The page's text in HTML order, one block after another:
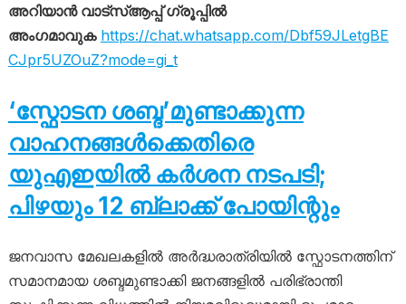
അറിയാൻ വാട്സ്ആപ്പ് ഗ്രൂപ്പിൽ
അംഗമാവുക https://chat.whatsapp.com/Dbf59JLetgBE
CJpr5UZOuZ?mode=gi_t
‘സ്ഫോടന ശബ്ദ’മുണ്ടാക്കുന്ന
വാഹനങ്ങൾക്കെതിരെ
യുഎഇയിൽ കർശന നടപടി;
പിഴയും 12 ബ്ലാക്ക് പോയിന്റും
ജനവാസ മേഖലകളിൽ അർദ്ധരാത്രിയിൽ സ്ഫോടനത്തിന്
സമാനമായ ശബ്ദമുണ്ടാക്കി ജനങ്ങളിൽ പരിഭ്രാന്തി